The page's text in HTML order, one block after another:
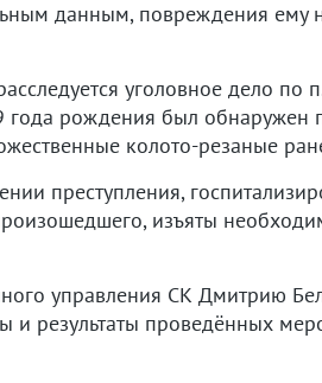
данным, повреждения ему
уголовное дело по
года рождения был
колото-резаные
преступления,
изъяты
управления СК Дмитрию
и результаты проведённых